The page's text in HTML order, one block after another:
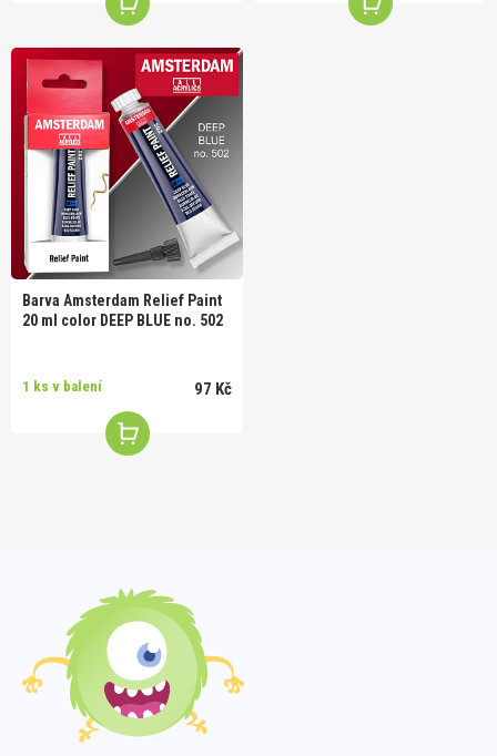
Barva Amsterdam Relief Paint
20 ml color DEEP BLUE no. 502
1 ks v balení 97 Kč